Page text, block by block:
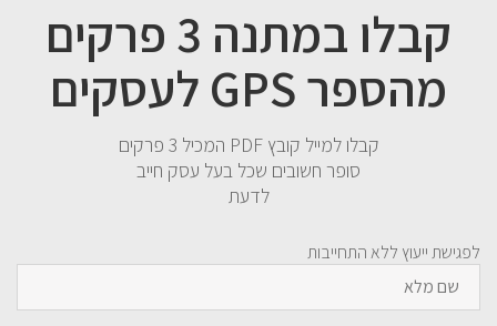
קבלו במתנה 3 פרקים
מהספר GPS לעסקים
קבלו למייל קובץ PDF המכיל 3 פרקים
סופר חשובים שכל בעל עסק חייב
לדעת
לפגישת ייעוץ ללא התחייבות